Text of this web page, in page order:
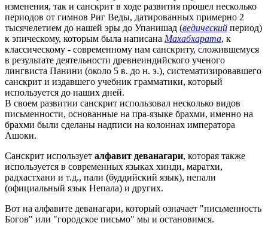
изменения, так и санскрит в ходе развития прошел несколько
периодов от гимнов Риг Веды, датированных примерно 2
тысячелетием до нашей эры до Упанишад (ведический период)
к эпическому, которым была написана Махабхарата, к
классическому - современному нам санскриту, сложившемуся
в результате деятельности древнеиндийского ученого
лингвиста Панини (около 5 в. до н. э.), систематизировавшего
санскрит и издавшего учебник грамматики, который
используется до наших дней.
В своем развитии санскрит использовал несколько видов
письменности, основанные на пра-языке брахми, именно на
брахми были сделаны надписи на колоннах императора
Ашоки.
Санскрит использует алфавит деванагари, которая также
используется в современных языках хинди, маратхи,
радхастхани и т.д., пали (буддийский язык), непали
(официальный язык Непала) и других.
Вот на алфавите деванагари, который означает "письменность
Богов" или "городское письмо" мы и остановимся.